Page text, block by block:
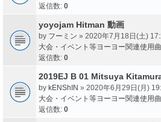
返信数: 0
yoyojam Hitman 動画
by フーミン » 2020年7月18日(土)
大会・イベント等ヨーヨー関連使用
返信数: 0
2019EJ B 01 Mitsuya
by kENShIN » 2020年6月29日(月)
大会・イベント等ヨーヨー関連使用
返信数: 0